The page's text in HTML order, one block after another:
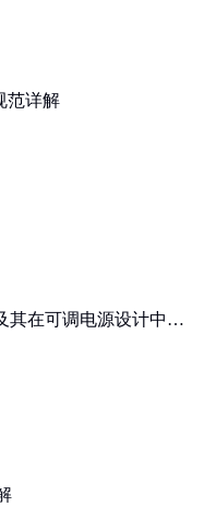
范详解
其在可调电源设计中的